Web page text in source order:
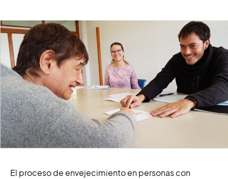
El proceso de envejecimiento en personas con